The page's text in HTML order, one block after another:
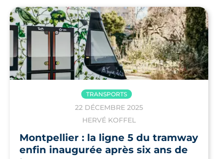
TRANSPORTS
22 DÉCEMBRE 2025
HERVÉ KOFFEL
Montpellier : la ligne 5 du tramway
enfin inaugurée après six ans de